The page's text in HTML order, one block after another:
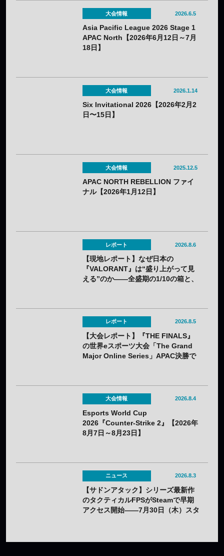
大会情報 2026.6.5
Asia Pacific League 2026 Stage 1
APAC North【2026年6月12日～7月
18日】
大会情報 2026.1.14
Six Invitational 2026【2026年2月2
日〜15日】
大会情報 2025.12.5
APAC NORTH REBELLION ファイ
ナル【2026年1月12日】
レポート 2026.8.6
【現地レポート】なぜ日本の
『VALORANT』は“盛り上がって見
える”のか——全盛期の1/10の箱と、
レポート 2026.8.5
【大会レポート】『THE FINALS』
の世界eスポーツ大会「The Grand
Major Online Series」APAC決勝で
大会情報 2026.8.4
Esports World Cup
2026『Counter-Strike 2』【2026年
8月7日～8月23日】
ニュース 2026.8.3
【サドンアタック】シリーズ最新作
のタクティカルFPSがSteamで早期
アクセス開始——7月30日（木）スタ